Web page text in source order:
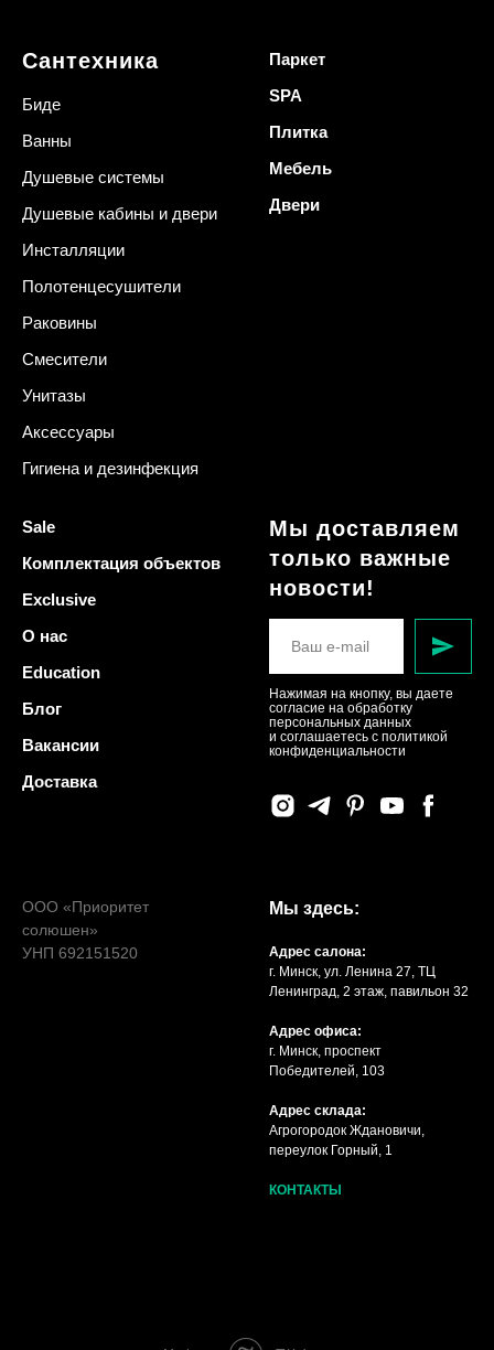
Сантехника
Биде
Ванны
Душевые системы
Душевые кабины и двери
Инсталляции
Полотенцесушители
Раковины
Смесители
Унитазы
Аксессуары
Гигиена и дезинфекция
Паркет
SPA
Плитка
Мебель
Двери
Sale
Комплектация объектов
Exclusive
О нас
Education
Блог
Вакансии
Доставка
Мы доставляем
только важные
новости!
Нажимая на кнопку, вы даете
согласие на обработку
персональных данных
и соглашаетесь c политикой
конфиденциальности
ООО «Приоритет
солюшен»
УНП 692151520
Мы здесь:
Адрес салона:
г. Минск, ул. Ленина 27, ТЦ
Ленинград, 2 этаж, павильон 32
Адрес офиса:
г. Минск, проспект
Победителей, 103
Адрес склада:
Агрогородок Ждановичи,
переулок Горный, 1
КОНТАКТЫ